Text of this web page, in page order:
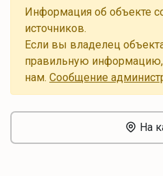
чурчхелу и турецкие симиты.
Информация об объекте
источников.
Если вы владелец
правильную информацию,
нам. Cообщение
На